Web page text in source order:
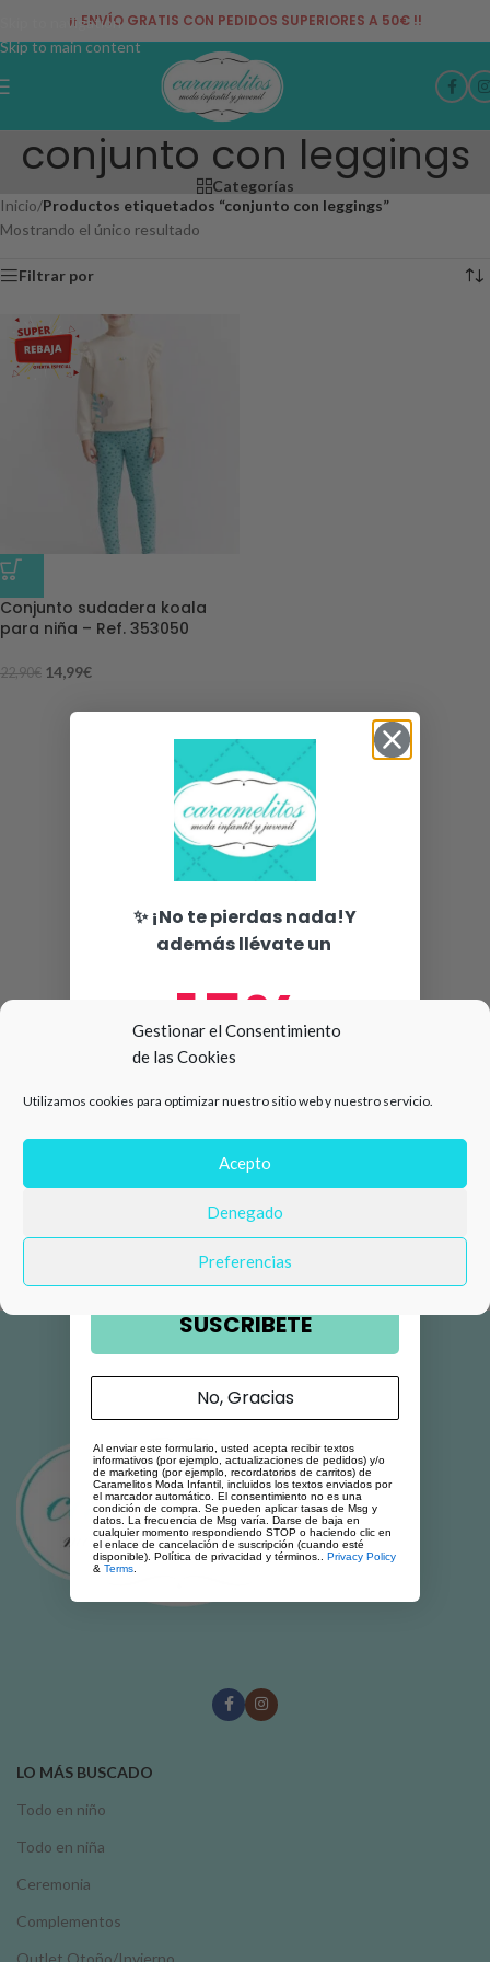
Gestionar el Consentimiento
de las Cookies
Utilizamos cookies para optimizar nuestro sitio web y nuestro servicio.
Acepto
Denegado
Preferencias
Skip to navigation
Skip to main content
¡¡ ENVÍO GRATIS CON PEDIDOS SUPERIORES A 50€ !!
conjunto con leggings
Categorías
Inicio/Productos etiquetados “conjunto con leggings”
Mostrando el único resultado
Filtrar por
-35%
Conjunto sudadera koala
para niña – Ref. 353050
22,90€ 14,99€
LO MÁS BUSCADO
Todo en niño
Todo en niña
Ceremonia
Complementos
Outlet Otoño/Invierno
✨ ¡No te pierdas nada!Y
además llévate un
15%
compra 🛍️
Número de teléfono
Email
SUSCRIBETE
No, Gracias
Al enviar este formulario, usted acepta recibir textos
informativos (por ejemplo, actualizaciones de pedidos) y/o
de marketing (por ejemplo, recordatorios de carritos) de
Caramelitos Moda Infantil, incluidos los textos enviados por
el marcador automático. El consentimiento no es una
condición de compra. Se pueden aplicar tasas de Msg y
datos. La frecuencia de Msg varía. Darse de baja en
cualquier momento respondiendo STOP o haciendo clic en
el enlace de cancelación de suscripción (cuando esté
disponible). Política de privacidad y términos.. Privacy Policy
& Terms